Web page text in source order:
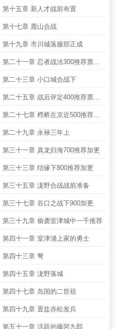
第十五章 新人才战前布置
第十七章 鹿山合战
第十九章 市川城落服部正成
第二十一章 忍者战法300推荐票加
更
第二十三章 小口城合战下
第二十五章 战后评定400推荐票加
更
第二十七章 栉桥左京近500推荐加
更
第二十九章 永禄三年上
第三十一章 真龙归海700推荐加更
第三十三章 结缘下800推荐加更
第三十五章 泷野合战战前准备
第三十七章 谷口之战下900加更
第三十九章 偷袭室津城中一千推荐
第四十一章 室津浦上家的勇士
第四十三章 弩
第四十五章 泷野落城
第四十七章 岛国的二世祖
第四十九章 置盐赤松发兵
第五十一章 活跃的藤冈九郎